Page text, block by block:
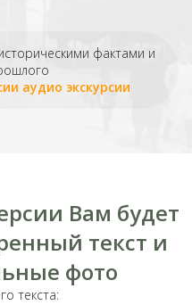
фактами и
аудио экскурсии
Вам будет
текст и
фото
текста: